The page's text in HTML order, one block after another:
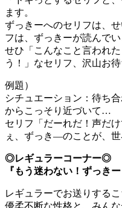
ます。
ずっきーへのセリフは、
フは、ずっきーが読んでい
せひ「こんなこと言われ
う！」なセリフ、沢山お待
例題）
シチュエーション：待ち
からこっそり近づいて…
セリフ「だーれだ！声だ
ぇ、ずっき―のことが、世
◎レギュラーコーナー◎
『もう迷わない！ずっきー
レギュラーでお送りするこ